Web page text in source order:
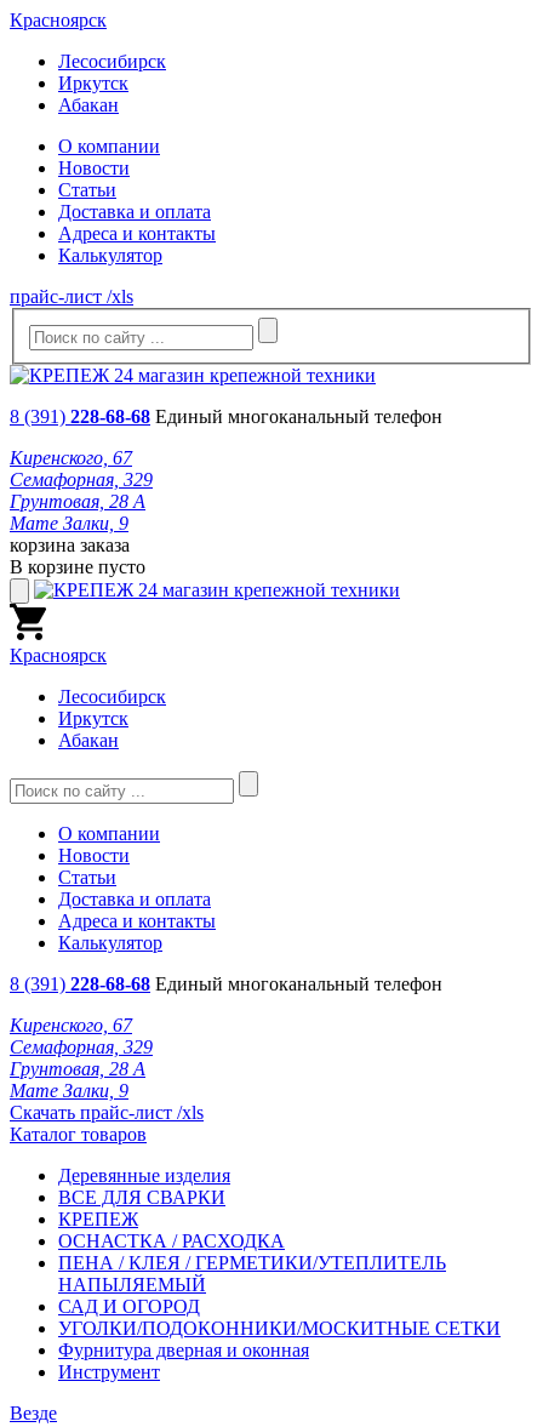
Красноярск
Лесосибирск
Иркутск
Абакан
О компании
Новости
Статьи
Доставка и оплата
Адреса и контакты
Калькулятор
прайс-лист /xls
8 (391) 228-68-68 Единый многоканальный телефон
Киренского, 67
Семафорная, 329
Грунтовая, 28 А
Мате Залки, 9
корзина заказа
В корзине пусто
Красноярск
Лесосибирск
Иркутск
Абакан
О компании
Новости
Статьи
Доставка и оплата
Адреса и контакты
Калькулятор
8 (391) 228-68-68 Единый многоканальный телефон
Киренского, 67
Семафорная, 329
Грунтовая, 28 А
Мате Залки, 9
Скачать прайс-лист /xls
Каталог товаров
Деревянные изделия
ВСЕ ДЛЯ СВАРКИ
КРЕПЕЖ
ОСНАСТКА / РАСХОДКА
ПЕНА / КЛЕЯ / ГЕРМЕТИКИ/УТЕПЛИТЕЛЬ
НАПЫЛЯЕМЫЙ
САД И ОГОРОД
УГОЛКИ/ПОДОКОННИКИ/МОСКИТНЫЕ СЕТКИ
Фурнитура дверная и оконная
Инструмент
Везде